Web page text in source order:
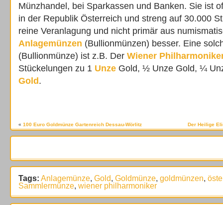
Münzhandel, bei Sparkassen und Banken. Sie ist
in der Republik Österreich und streng auf 30.000
reine Veranlagung und nicht primär aus
Anlagemünzen (Bullionmünzen) besser. Eine
(Bullionmünze) ist z.B. Der Wiener
Stückelungen zu 1 Unze Gold, ½ Unze Gold, ¼
Gold.
« 100 Euro Goldmünze Gartenreich Dessau-Wörlitz Der Heilige
Tags: Anlagemünze, Gold, Goldmünze, goldmünzen,
Sammlermünze, wiener philharmoniker